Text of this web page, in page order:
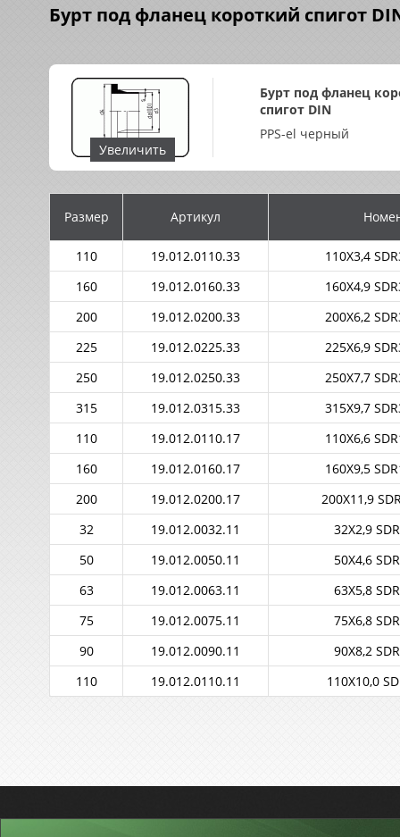
Бурт под фланец короткий спигот
Увеличить
Бурт под фланец
спигот DIN
PPS-el черный
Размер Артикул
110 19.012.0110.33
110X3,4
160
19.012.0160.33
160X4,9
200
19.012.0200.33
200X6,2
225
19.012.0225.33
225X6,9
250
19.012.0250.33
250X7,7
315
19.012.0315.33
315X9,7
110
19.012.0110.17
110X6,6
160
19.012.0160.17
160X9,5
200
19.012.0200.17
200X11,9
32
19.012.0032.11
32X2,9
50
19.012.0050.11
50X4,6
63
19.012.0063.11
63X5,8
75
19.012.0075.11
75X6,8
90
19.012.0090.11
90X8,2
110
19.012.0110.11 110X10,0